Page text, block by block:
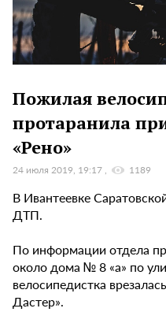
Пожилая
протаранила
«Рено»
24 июля 2019, 19:17 1189
В Ивантеевке
ДТП.
По информации отдела
около дома № 8 «а» по
велосипедистка
Дастер».